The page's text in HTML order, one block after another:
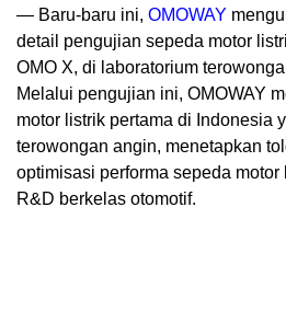
— Baru-baru ini, OMOWAY
detail pengujian sepeda motor
OMO X, di laboratorium
Melalui pengujian ini, OMOWAY
motor listrik pertama di Indonesia
terowongan angin, menetapkan
optimisasi performa sepeda
R&D berkelas otomotif.